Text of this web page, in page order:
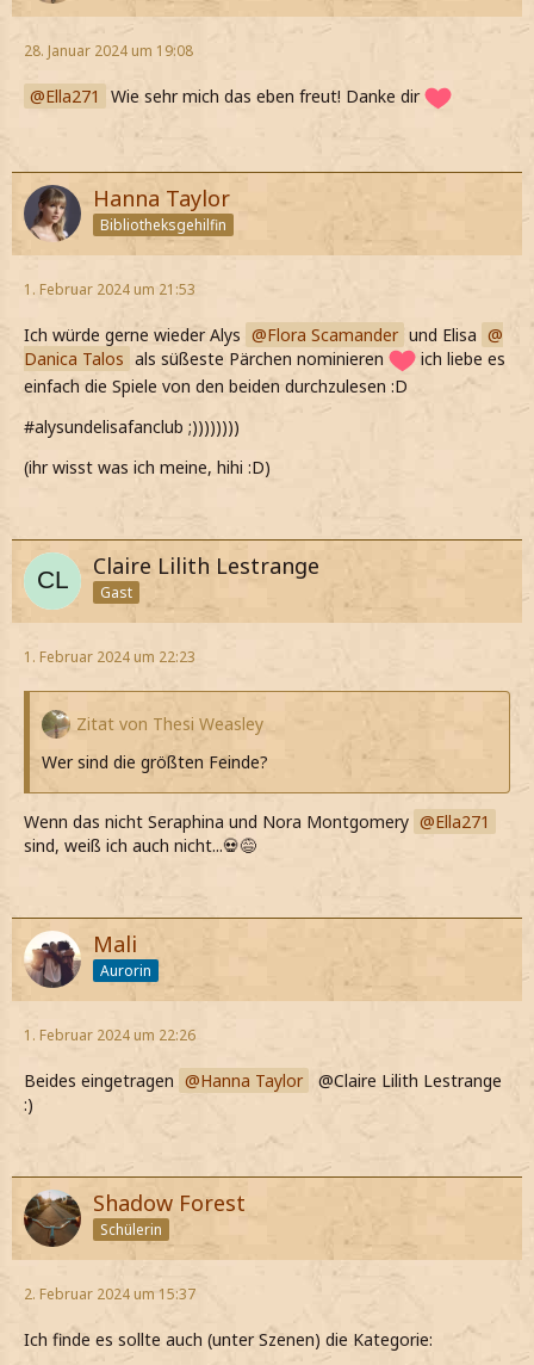
28. Januar 2024 um 19:08
Ella271 Wie sehr mich das eben freut! Danke dir
Hanna Taylor
Bibliotheksgehilfin
1. Februar 2024 um 21:53
Ich würde gerne wieder Alys Flora Scamander und Elisa
Danica Talos als süßeste Pärchen nominieren
ich liebe es
einfach die Spiele von den beiden durchzulesen :D
#alysundelisafanclub ;))))))))
(ihr wisst was ich meine, hihi :D)
Claire Lilith Lestrange
Gast
1. Februar 2024 um 22:23
Zitat von Thesi Weasley
Wer sind die größten Feinde?
Wenn das nicht Seraphina und Nora Montgomery
Ella271
sind, weiß ich auch nicht...💀😅
Mali
Aurorin
1. Februar 2024 um 22:26
Beides eingetragen Hanna Taylor
@Claire Lilith Lestrange
:)
Shadow Forest
Schülerin
2. Februar 2024 um 15:37
Ich finde es sollte auch (unter Szenen) die Kategorie: